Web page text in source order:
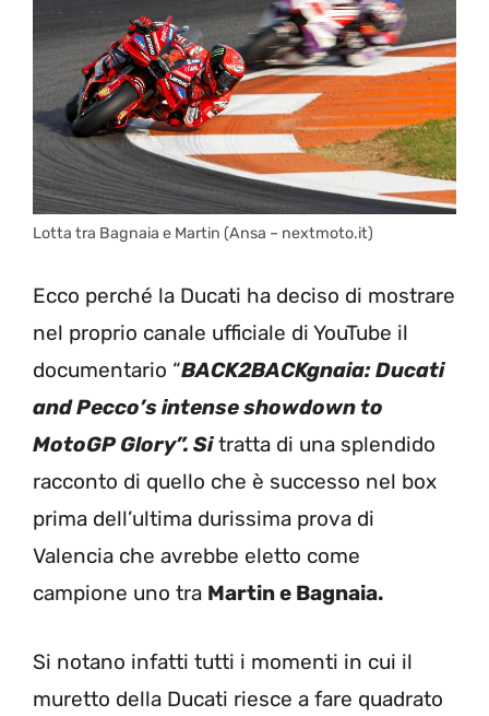
Lotta tra Bagnaia e Martin (Ansa – nextmoto.it)
Ecco perché la Ducati ha deciso di mostrare
nel proprio canale ufficiale di YouTube il
documentario “BACK2BACKgnaia: Ducati
and Pecco’s intense showdown to
MotoGP Glory”. Sitratta di una splendido
racconto di quello che è successo nel box
prima dell’ultima durissima prova di
Valencia che avrebbe eletto come
campione uno tra Martin e Bagnaia.
Si notano infatti tutti i momenti in cui il
muretto della Ducati riesce a fare quadrato